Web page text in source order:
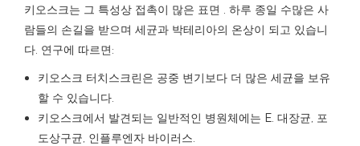
키오스크는 그 특성상 접촉이 많은 표면 . 하루 종일 수많은 사
람들의 손길을 받으며 세균과 박테리아의 온상이 되고 있습니
다. 연구에 따르면:
키오스크 터치스크린은 공중 변기보다 더 많은 세균을 보유
할 수 있습니다.
키오스크에서 발견되는 일반적인 병원체에는 E. 대장균, 포
도상구균, 인플루엔자 바이러스.